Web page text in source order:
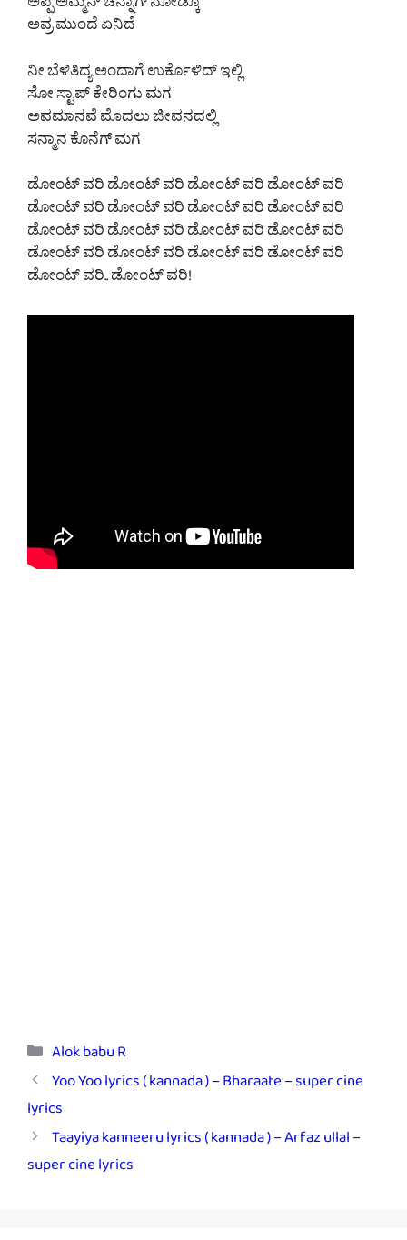
ಅವ್ರ ಮುಂದೆ ಏನಿದೆ
ನೀ ಬೆಳಿತಿದ್ಯ ಅಂದಾಗೆ ಉರ್ಕೊಳಿದ್ ಇಲ್ಲಿ
ಸೋ ಸ್ಟಾಪ್ ಕೇರಿಂಗು ಮಗ
ಅವಮಾನವೆ ಮೊದಲು ಜೀವನದಲ್ಲಿ
ಸನ್ಮಾನ ಕೊನೆಗ್ ಮಗ
ಡೋಂಟ್ ವರಿ ಡೋಂಟ್ ವರಿ ಡೋಂಟ್ ವರಿ ಡೋಂಟ್ ವರಿ
ಡೋಂಟ್ ವರಿ ಡೋಂಟ್ ವರಿ ಡೋಂಟ್ ವರಿ ಡೋಂಟ್ ವರಿ
ಡೋಂಟ್ ವರಿ ಡೋಂಟ್ ವರಿ ಡೋಂಟ್ ವರಿ ಡೋಂಟ್ ವರಿ
ಡೋಂಟ್ ವರಿ ಡೋಂಟ್ ವರಿ ಡೋಂಟ್ ವರಿ ಡೋಂಟ್ ವರಿ
ಡೋಂಟ್ ವರಿ.. ಡೋಂಟ್ ವರಿ!
Categories
Alok babu R
Yoo Yoo lyrics ( kannada ) – Bharaate – super cine
lyrics
Taayiya kanneeru lyrics ( kannada ) – Arfaz ullal –
super cine lyrics